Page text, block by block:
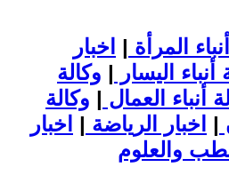
المرأة | اخبار
أنباء اليسار | وكالة
أنباء العمال | وكالة
| اخبار الرياضة | اخبار